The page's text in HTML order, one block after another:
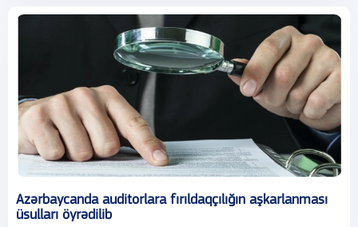
Azərbaycanda auditorlara fırıldaqçılığın aşkarlanması
üsulları öyrədilib